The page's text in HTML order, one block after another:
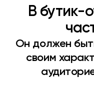
В бутик-
Он должен
своим